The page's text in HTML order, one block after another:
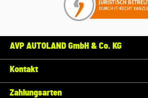
AVP AUTOLAND GmbH & Co. KG
Kontakt
Zahlungsarten